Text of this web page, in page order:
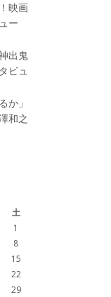
映画
ー
出鬼
ビュ
か」
和之
土
1
8
15
22
29